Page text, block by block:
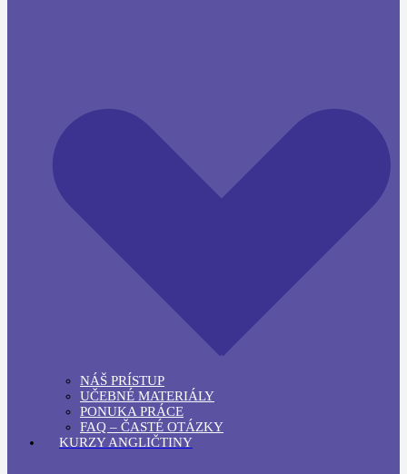
NÁŠ PRÍSTUP
UČEBNÉ MATERIÁLY
PONUKA PRÁCE
FAQ – ČASTÉ OTÁZKY
KURZY ANGLIČTINY